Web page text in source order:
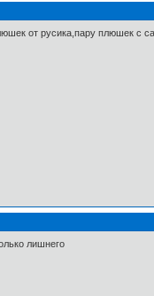
от русика,пару плюшек с
лишнего